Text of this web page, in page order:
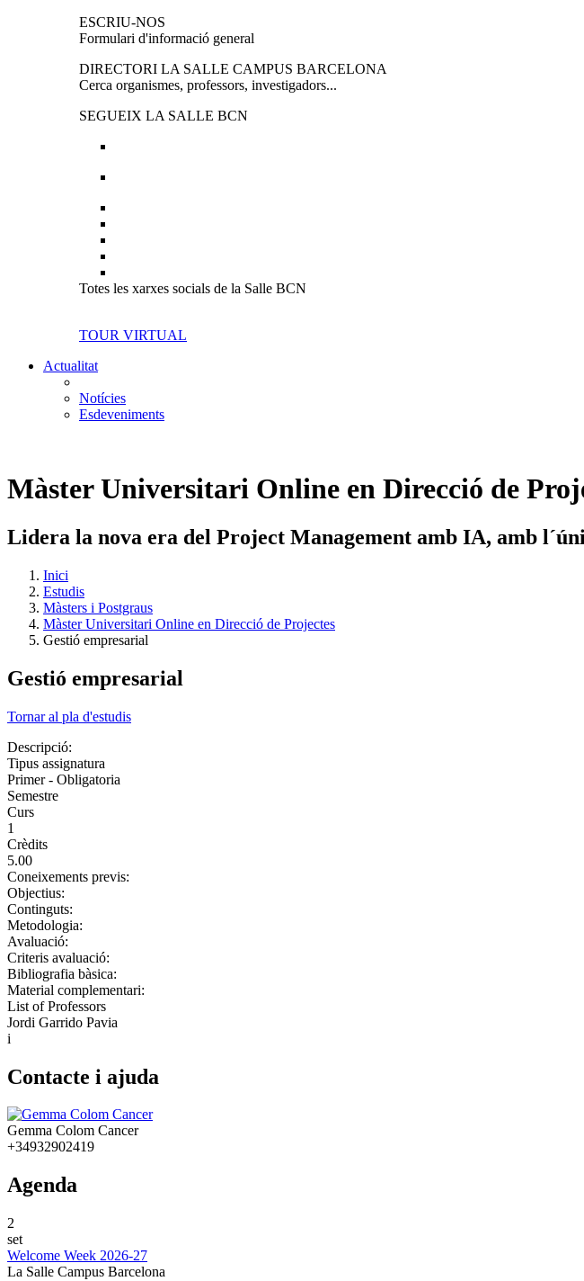
ESCRIU-NOS
Formulari d'informació general
DIRECTORI LA SALLE CAMPUS BARCELONA
Cerca organismes, professors, investigadors...
SEGUEIX LA SALLE BCN
Totes les xarxes socials de la Salle BCN
TOUR VIRTUAL
Actualitat
Notícies
Esdeveniments
Màster Universitari Online en Direcció de
Lidera la nova era del Project Management amb IA, amb
Inici
Estudis
Màsters i Postgraus
Màster Universitari Online en Direcció de Projectes
Gestió empresarial
Gestió empresarial
Tornar al pla d'estudis
Descripció:
Tipus assignatura
Primer - Obligatoria
Semestre
Curs
1
Crèdits
5.00
Coneixements previs:
Objectius:
Continguts:
Metodologia:
Avaluació:
Criteris avaluació:
Bibliografia bàsica:
Material complementari:
List of Professors
Jordi Garrido Pavia
i
Contacte i ajuda
Gemma Colom Cancer
+34932902419
Agenda
2
set
Welcome Week 2026-27
La Salle Campus Barcelona